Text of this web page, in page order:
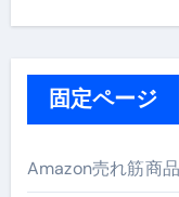
固定ページ
Amazon売れ筋商